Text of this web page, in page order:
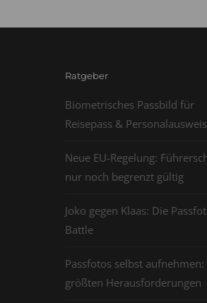
Ratgeber
Biometrisches Passbild für
Reisepass & Personalausweis
Neue EU-Regelung:
nur noch begrenzt gültig
Joko gegen Klaas: Die
Battle
Passfotos selbst aufnehmen:
größten Herausforderungen